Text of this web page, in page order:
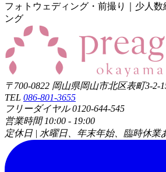
フォトウェディング・前撮り｜少人数
ング
〒700-0822 岡山県岡山市北区表町3-2-
TEL 086-801-3655
フリーダイヤル 0120-644-545
営業時間 10:00 - 19:00
定休日 | 水曜日、年末年始、臨時休業